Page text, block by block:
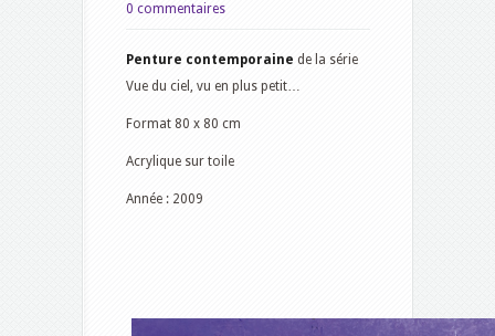
0 commentaires
Penture contemporaine de la série
Vue du ciel, vu en plus petit…
Format 80 x 80 cm
Acrylique sur toile
Année : 2009